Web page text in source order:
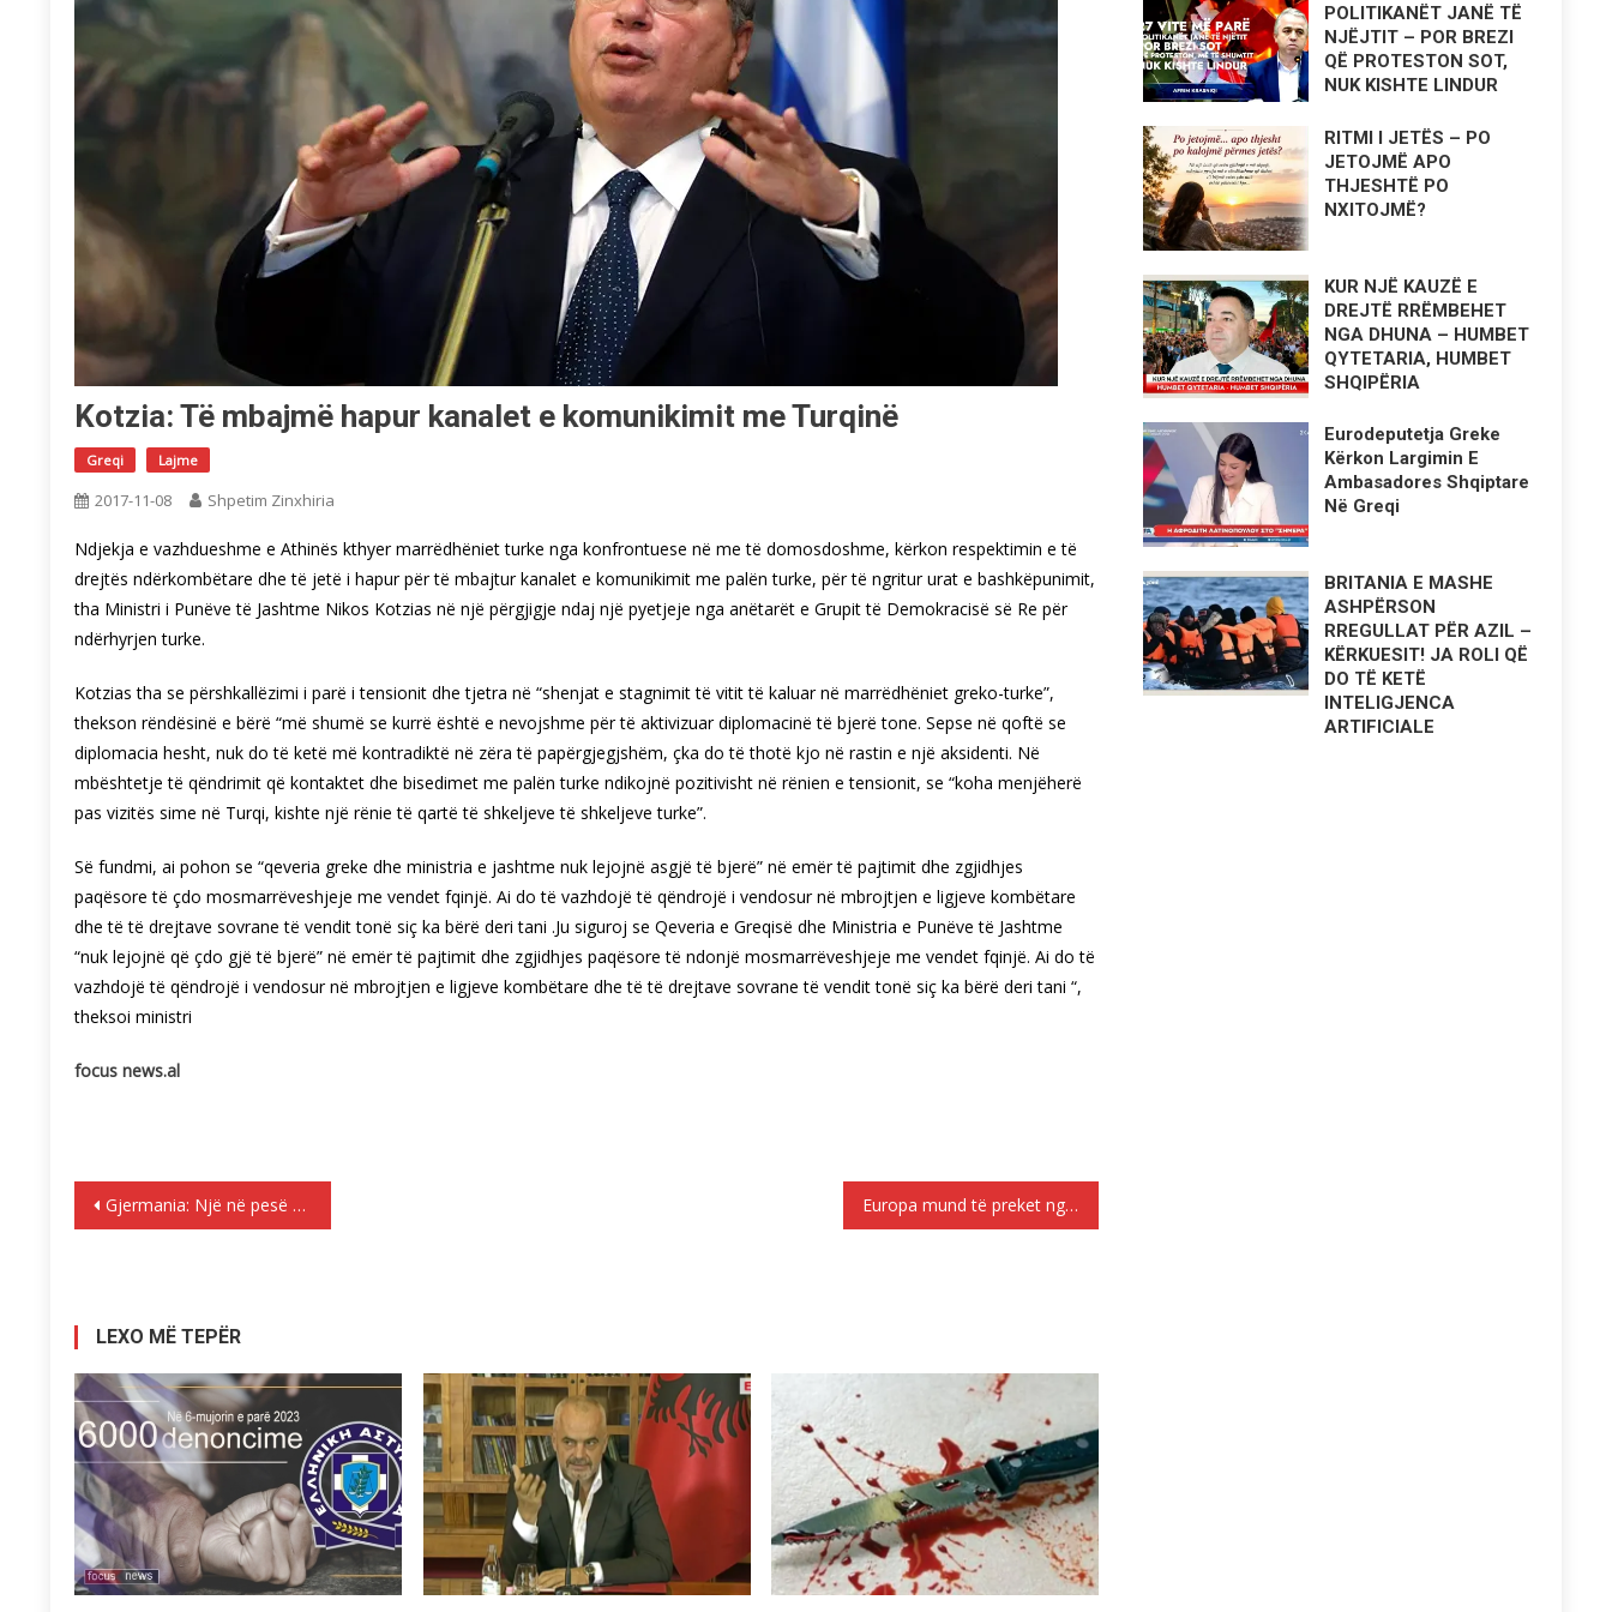
Kotzia: Të mbajmë hapur kanalet e komunikimit me Turqinë
Greqi Lajme
2017-11-08 Shpetim Zinxhiria
Ndjekja e vazhdueshme e Athinës kthyer marrëdhëniet turke nga konfrontuese në me të domosdoshme, kërkon respektimin e të
drejtës ndërkombëtare dhe të jetë i hapur për të mbajtur kanalet e komunikimit me palën turke, për të ngritur urat e bashkëpunimit,
tha Ministri i Punëve të Jashtme Nikos Kotzias në një përgjigje ndaj një pyetjeje nga anëtarët e Grupit të Demokracisë së Re për
ndërhyrjen turke.
Kotzias tha se përshkallëzimi i parë i tensionit dhe tjetra në “shenjat e stagnimit të vitit të kaluar në marrëdhëniet greko-turke”,
thekson rëndësinë e bërë “më shumë se kurrë është e nevojshme për të aktivizuar diplomacinë të bjerë tone. Sepse në qoftë se
diplomacia hesht, nuk do të ketë më kontradiktë në zëra të papërgjegjshëm, çka do të thotë kjo në rastin e një aksidenti. Në
mbështetje të qëndrimit që kontaktet dhe bisedimet me palën turke ndikojnë pozitivisht në rënien e tensionit, se “koha menjëherë
pas vizitës sime në Turqi, kishte një rënie të qartë të shkeljeve të shkeljeve turke”.
Së fundmi, ai pohon se “qeveria greke dhe ministria e jashtme nuk lejojnë asgjë të bjerë” në emër të pajtimit dhe zgjidhjes
paqësore të çdo mosmarrëveshjeje me vendet fqinjë. Ai do të vazhdojë të qëndrojë i vendosur në mbrojtjen e ligjeve kombëtare
dhe të të drejtave sovrane të vendit tonë siç ka bërë deri tani .Ju siguroj se Qeveria e Greqisë dhe Ministria e Punëve të Jashtme
“nuk lejojnë që çdo gjë të bjerë” në emër të pajtimit dhe zgjidhjes paqësore të ndonjë mosmarrëveshjeje me vendet fqinjë. Ai do të
vazhdojë të qëndrojë i vendosur në mbrojtjen e ligjeve kombëtare dhe të të drejtave sovrane të vendit tonë siç ka bërë deri tani “,
theksoi ministri
focus news.al
Lëvizje
Gjermania: Një në pesë kërcënohet me varfëri ose përjashtim social Europa mund të preket nga rënia e një stacioni hapësinor kinez
LEXO MË TEPËR
POLITIKANËT JANË TË
NJËJTIT – POR BREZI
QË PROTESTON SOT,
NUK KISHTE LINDUR
RITMI I JETËS – PO
JETOJMË APO
THJESHTË PO
NXITOJMË?
KUR NJË KAUZË E
DREJTË RRËMBEHET
NGA DHUNA – HUMBET
QYTETARIA, HUMBET
SHQIPËRIA
Eurodeputetja Greke
Kërkon Largimin E
Ambasadores Shqiptare
Në Greqi
BRITANIA E MASHE
ASHPËRSON
RREGULLAT PËR AZIL –
KËRKUESIT! JA ROLI QË
DO TË KETË
INTELIGJENCA
ARTIFICIALE